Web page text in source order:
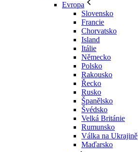
Evropa
Slovensko
Francie
Chorvatsko
Island
Itálie
Německo
Polsko
Rakousko
Řecko
Rusko
Španělsko
Švédsko
Velká Británie
Rumunsko
Válka na Ukrajině
Maďarsko